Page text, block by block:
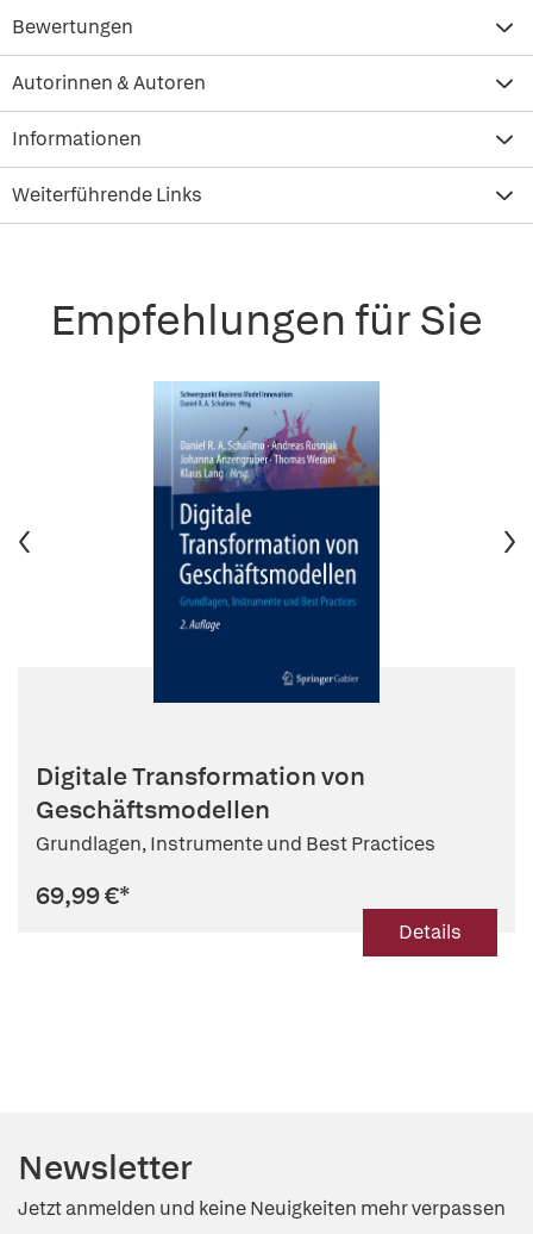
Bewertungen
Autorinnen & Autoren
Informationen
Weiterführende Links
Empfehlungen für Sie
Digitale Transformation von
Geschäftsmodellen
Grundlagen, Instrumente und Best Practices
69,99 €*
Details
Newsletter
Jetzt anmelden und keine Neuigkeiten mehr verpassen